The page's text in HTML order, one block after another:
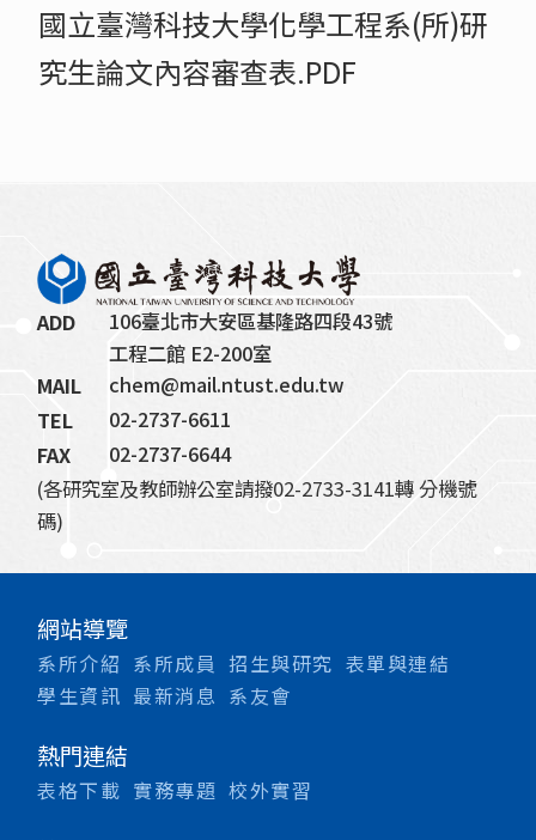
國立臺灣科技大學化學工程系(所)研
究生論文內容審查表.PDF
ADD
106臺北市大安區基隆路四段43號
工程二館 E2-200室
MAIL
chem@mail.ntust.edu.tw
TEL
02-2737-6611
FAX
02-2737-6644
(各研究室及教師辦公室請撥02-2733-3141轉 分機號
碼)
網站導覽
系所介紹 系所成員 招生與研究 表單與連結
學生資訊 最新消息 系友會
熱門連結
表格下載 實務專題 校外實習